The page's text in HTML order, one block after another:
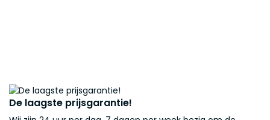
De laagste prijsgarantie!